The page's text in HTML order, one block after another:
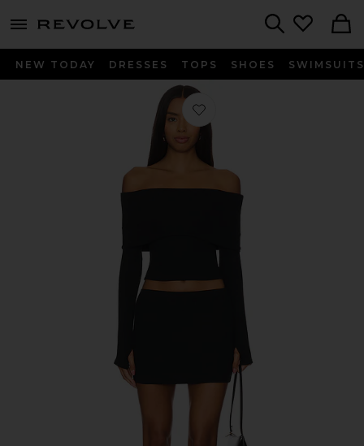
menu - shows more content
NEW TODAY DRESSES TOPS SHOES SWIMSUITS
Favorito SET FALDAS MARKS